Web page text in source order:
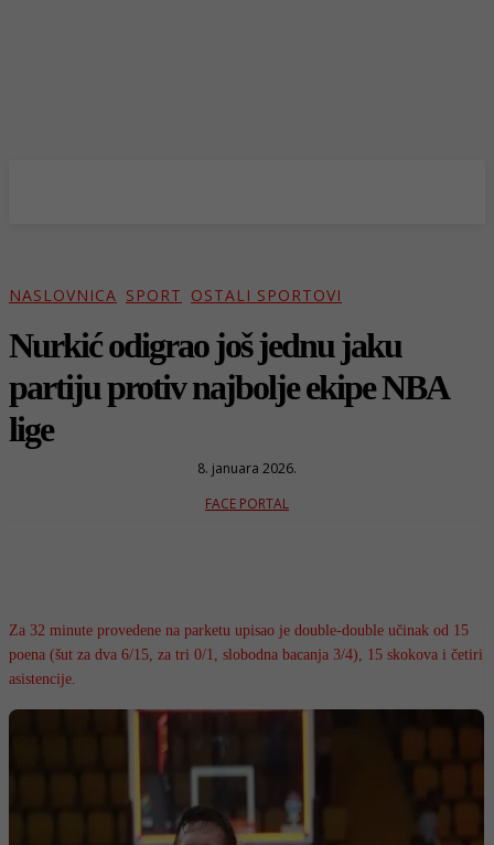
NASLOVNICA SPORT OSTALI SPORTOVI
Nurkić odigrao još jednu jaku
partiju protiv najbolje ekipe NBA
lige
8. januara 2026.
FACE PORTAL
Za 32 minute provedene na parketu upisao je double-double učinak od 15
poena (šut za dva 6/15, za tri 0/1, slobodna bacanja 3/4), 15 skokova i četiri
asistencije.